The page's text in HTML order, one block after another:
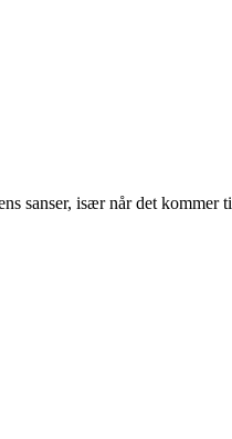
sanser, især når det kommer